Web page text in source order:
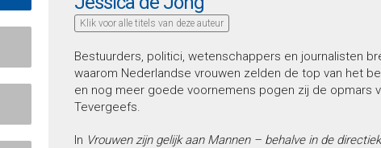
Klik voor alle titels van deze auteur
Bestuurders, politici, wetenschappers en journalisten
waarom Nederlandse vrouwen zelden de top van het
en nog meer goede voornemens pogen zij de opmars
Tevergeefs.
In Vrouwen zijn gelijk aan Mannen – behalve in de